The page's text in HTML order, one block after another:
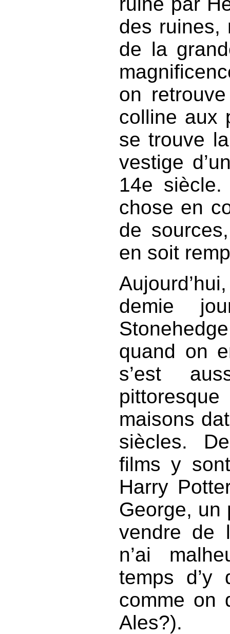
des ruines,
de la
on
colline aux
se trouve
vestige
14e
chose en
de
en soit
demie
quand on
s’est
maisons
siècles.
films y
Harry
George, un
vendre de
n’ai
temps d’y
comme on
Ales?).